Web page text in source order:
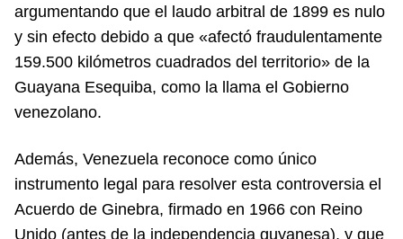
argumentando que el laudo arbitral de 1899 es nulo
y sin efecto debido a que «afectó fraudulentamente
159.500 kilómetros cuadrados del territorio» de la
Guayana Esequiba, como la llama el Gobierno
venezolano.
Además, Venezuela reconoce como único
instrumento legal para resolver esta controversia el
Acuerdo de Ginebra, firmado en 1966 con Reino
Unido (antes de la independencia guyanesa), y que